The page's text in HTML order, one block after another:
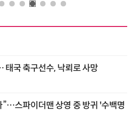
국 축구선수, 낙뢰로 사망
”…스파이더맨 상영 중 방귀 '수백명